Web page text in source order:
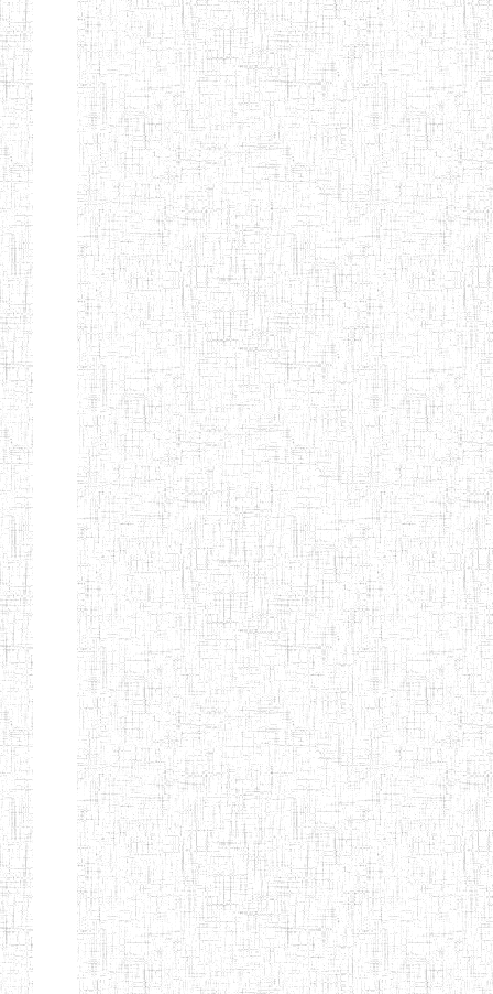
Afficher Page 9 sur 13 Total: 307
Début Préc. 4 5 6 7 8
9
13
Suivant Fin
CITOYEN
ENIEG PRIVEE
L'ARCHE DES
PHOTONS
04/08/2010 ENIEG
ECOLE DE
FORMATION
DES
INSTITUTEURS
ST ANDRE
30/11/2004 ENIEG
ENIEG PRIVEE
LAIQUE
PEKEKUE
04/06/2015 ENIEG
Etablissements
d'enseignement
secondaire
technique